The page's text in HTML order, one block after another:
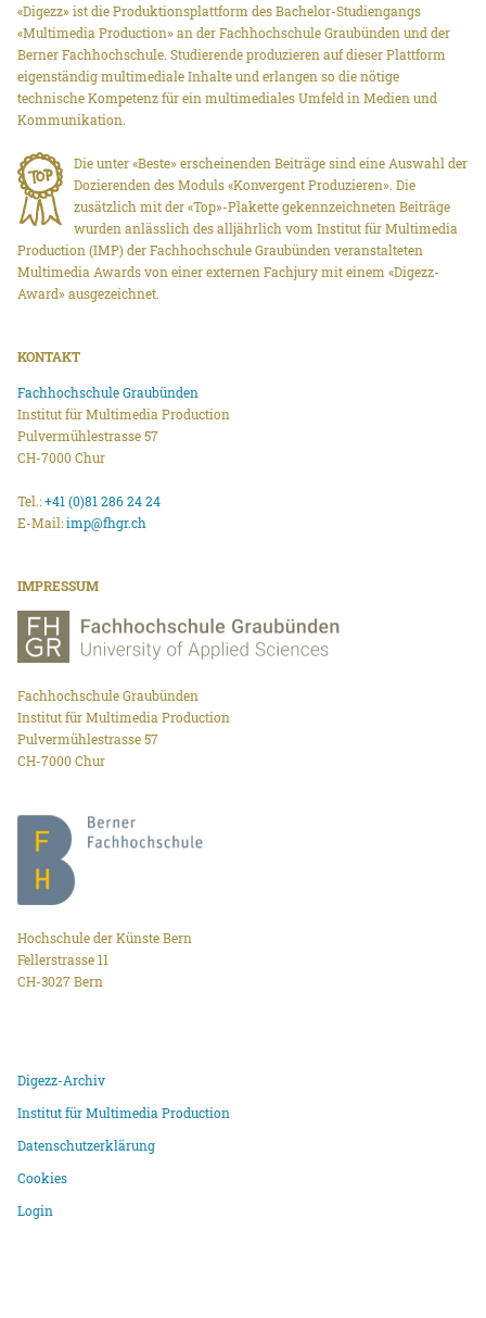
«Digezz» ist die Produktionsplattform des Bachelor-Studiengangs
«Multimedia Production» an der Fachhochschule Graubünden und der
Berner Fachhochschule. Studierende produzieren auf dieser Plattform
eigenständig multimediale Inhalte und erlangen so die nötige
technische Kompetenz für ein multimediales Umfeld in Medien und
Kommunikation.
Die unter «Beste» erscheinenden Beiträge sind eine Auswahl der
Dozierenden des Moduls «Konvergent Produzieren». Die
zusätzlich mit der «Top»-Plakette gekennzeichneten Beiträge
wurden anlässlich des alljährlich vom Institut für Multimedia
Production (IMP) der Fachhochschule Graubünden veranstalteten
Multimedia Awards von einer externen Fachjury mit einem «Digezz-
Award» ausgezeichnet.
KONTAKT
Fachhochschule Graubünden
Institut für Multimedia Production
Pulvermühlestrasse 57
CH-7000 Chur
Tel.:+41 (0)81 286 24 24
E-Mail:imp@fhgr.ch
IMPRESSUM
Fachhochschule Graubünden
Institut für Multimedia Production
Pulvermühlestrasse 57
CH-7000 Chur
Hochschule der Künste Bern
Fellerstrasse 11
CH-3027 Bern
Digezz-Archiv
Institut für Multimedia Production
Datenschutzerklärung
Cookies
Login